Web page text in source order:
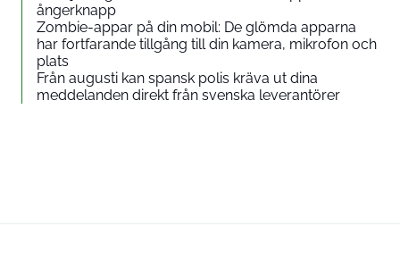
ångerknapp
Zombie-appar på din mobil: De glömda apparna
har fortfarande tillgång till din kamera, mikrofon och
plats
Från augusti kan spansk polis kräva ut dina
meddelanden direkt från svenska leverantörer